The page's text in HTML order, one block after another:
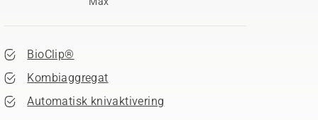
BioClip®
Kombiaggregat
Automatisk knivaktivering